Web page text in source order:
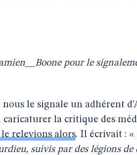
pour le
nous le signale un adhérent
caricaturer la critique des
relevions alors. Il écrivait : «
suivis par des légions de